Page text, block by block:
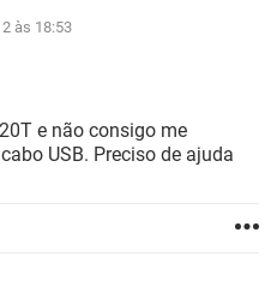
EXCEL
GMAIL
EXCEL
às 18:53
e não consigo me
USB. Preciso de ajuda